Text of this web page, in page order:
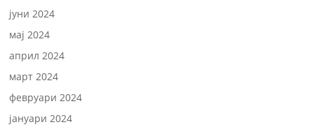
јуни 2024
мај 2024
април 2024
март 2024
февруари 2024
јануари 2024